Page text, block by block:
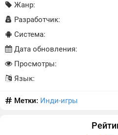
Жанр:
Разработчик:
Система:
Дата обновления:
Просмотры:
Язык:
Метки: Инди-игры